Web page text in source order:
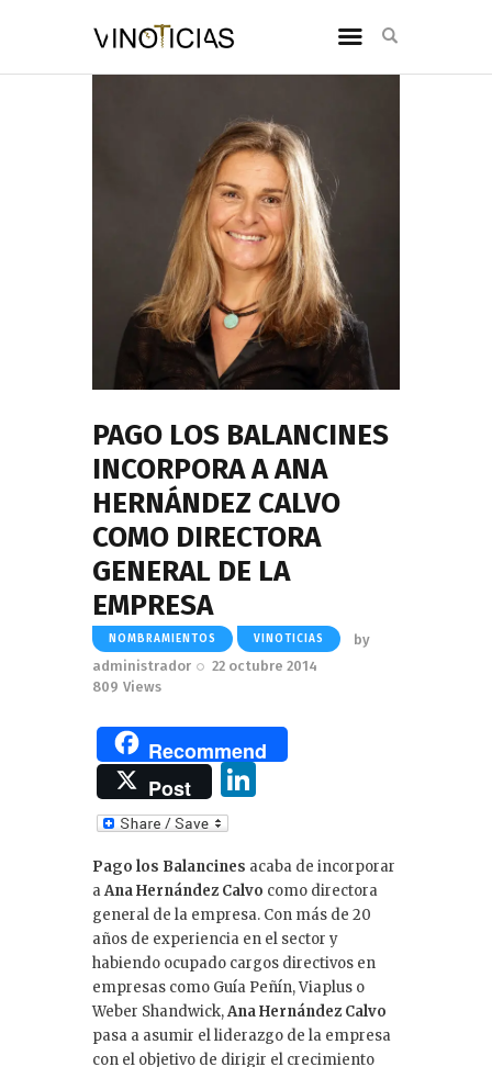
PAGO LOS BALANCINES
INCORPORA A ANA
HERNÁNDEZ CALVO
COMO DIRECTORA
GENERAL DE LA
EMPRESA
NOMBRAMIENTOS VINOTICIAS
by
administrador
22 octubre 2014
809 Views
Recommend
Post
k
e
dI
n
Pago los Balancines acaba de incorporar
aAna Hernández Calvo como directora
general de la empresa. Con más de 20
años de experiencia en el sector y
habiendo ocupado cargos directivos en
empresas como Guía Peñín, Viaplus o
Weber Shandwick,Ana Hernández Calvo
pasa a asumir el liderazgo de la empresa
con el objetivo de dirigir el crecimiento